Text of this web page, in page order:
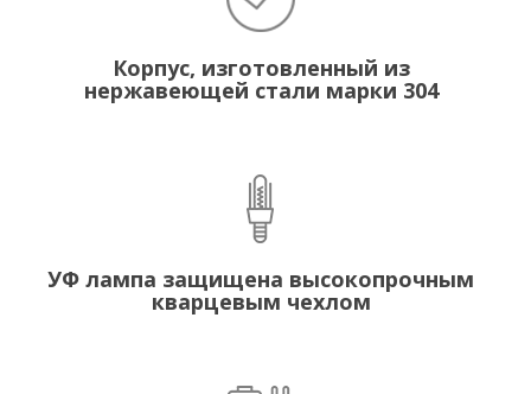
Корпус, изготовленный из
нержавеющей стали марки 304
УФ лампа защищена высокопрочным
кварцевым чехлом